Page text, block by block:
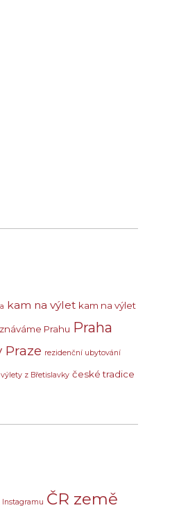
kam na výlet kam na výlet
Prahu Praha
rezidenční ubytování
výlety z Břetislavky české tradice
Instagramu ČR země